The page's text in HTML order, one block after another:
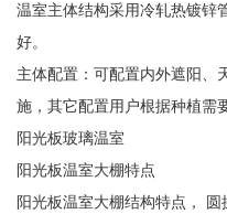
温室主体结构采用冷轧热镀锌
好。
主体配置：可配置内外遮阳、
施，其它配置用户根据种植需
阳光板玻璃温室
阳光板温室大棚特点
阳光板温室大棚结构特点，